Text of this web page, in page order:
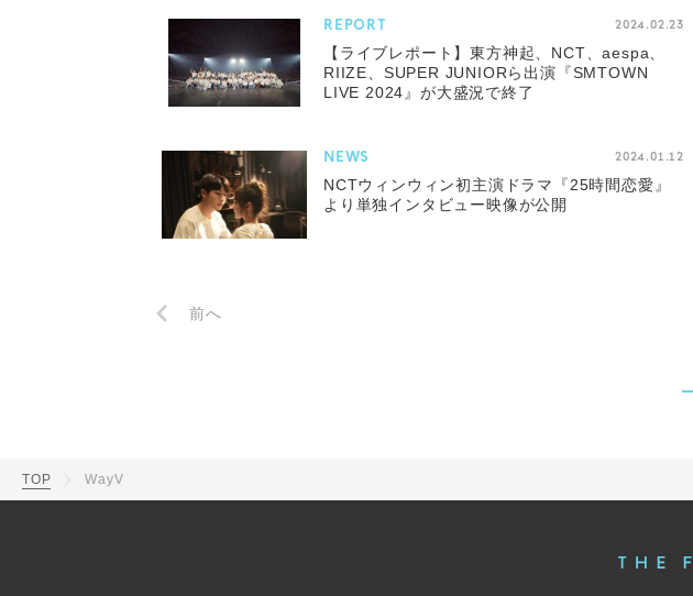
REPORT 2024.02.23
【ライブレポート】東方神起、NCT、aespa、
RIIZE、SUPER JUNIORら出演『SMTOWN
LIVE 2024』が大盛況で終了
NEWS 2024.01.12
NCTウィンウィン初主演ドラマ『25時間恋愛』
より単独インタビュー映像が公開
前へ
TOP WayV